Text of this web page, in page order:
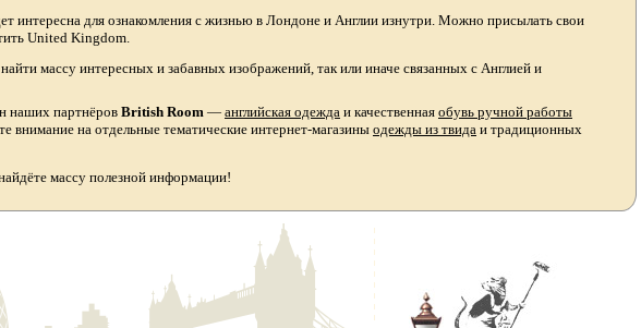
интересна для ознакомления с жизнью в Лондоне и Англии изнутри. Можно присылать свои
United Kingdom.
массу интересных и забавных изображений, так или иначе связанных с Англией и
наших партнёров British Room — английская одежда и качественная обувь ручной работы
внимание на отдельные тематические интернет-магазиныодежды из твида и традиционных
массу полезной информации!